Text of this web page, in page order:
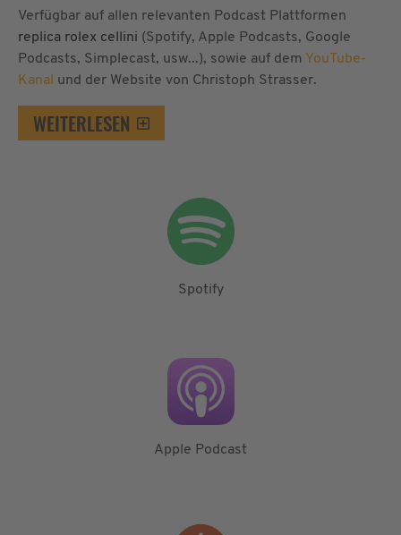
Verfügbar auf allen relevanten Podcast Plattformen
replica rolex cellini (Spotify, Apple Podcasts, Google
Podcasts, Simplecast, usw...), sowie auf dem YouTube-
Kanal und der Website von Christoph Strasser.
WEITERLESEN
Spotify
Apple Podcast